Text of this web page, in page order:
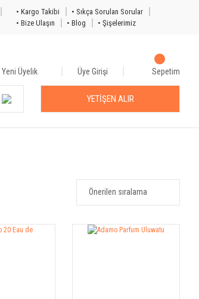
• Kargo Takibi
• Sıkça Sorulan Sorular
• Bize Ulaşın
• Blog
• Şişelerimiz
Yeni Üyelik Üye Girişi Sepetim
YETİŞEN ALIR